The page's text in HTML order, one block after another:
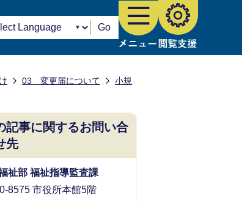
Go
03 変更届について
小規
記事に関するお問い合
先
祉部 福祉指導監査課
8575 市役所本館5階